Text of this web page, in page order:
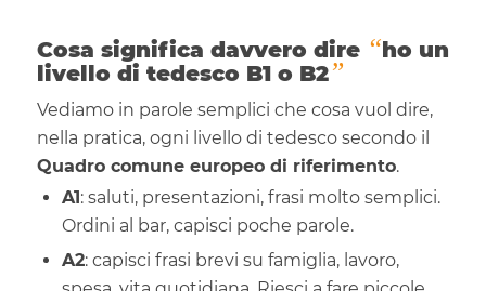
Cosa significa davvero dire “ho un
livello di tedesco B1 o B2”
Vediamo in parole semplici che cosa vuol dire,
nella pratica, ogni livello di tedesco secondo il
Quadro comune europeo di riferimento.
A1: saluti, presentazioni, frasi molto semplici.
Ordini al bar, capisci poche parole.
A2: capisci frasi brevi su famiglia, lavoro,